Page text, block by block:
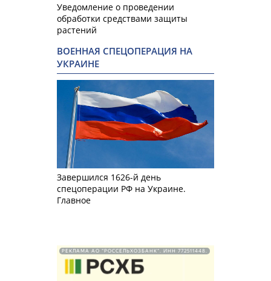
Уведомление о проведении
обработки средствами защиты
растений
ВОЕННАЯ СПЕЦОПЕРАЦИЯ НА
УКРАИНЕ
Завершился 1626-й день
спецоперации РФ на Украине.
Главное
РЕКЛАМА АО "РОССЕЛЬХОЗБАНК". ИНН 772511448.